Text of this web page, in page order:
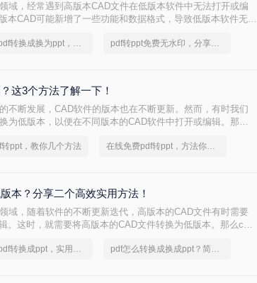
域，经常遇到高版本CAD文件在低版本软件中无法打开或编
本CAD可能新增了一些功能和数据格式，导致低版本软件无法
高版本转换为低版本的高效方法。
怎么将pdf转换成换为ppt，分享一种简单的方法 pdf转ppt免费无水印，分享一种简单的方法
这3个方法了解一下！
不断发展，CAD软件的版本也在不断更新。然而，有时我们
为低版本，以便在不同版本的CAD软件中打开或编辑。那么
ppt，教你几个方法 在线免费pdf转ppt，方法你了解吗？
本？分享二个高效实用方法！
域，随着软件的不断更新迭代，高版本的CAD文件有时需要
。这时，就需要将高版本的CAD文件转换为低版本。那么cad
怎么将pdf转换成ppt，实用方法不要错过 pdf怎么转换成换成ppt？简单高效的恢复方法